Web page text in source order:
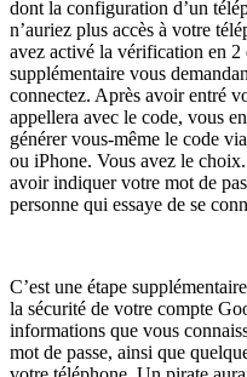
dont la configuration d’un
n’auriez plus accès à votre
avez activé la vérification en 2
supplémentaire vous
connectez. Après avoir entré
appellera avec le code, vous
générer vous-même le code
ou iPhone. Vous avez le
avoir indiquer votre mot de
personne qui essaye de se
C’est une étape
la sécurité de votre compte
informations que vous
mot de passe, ainsi que